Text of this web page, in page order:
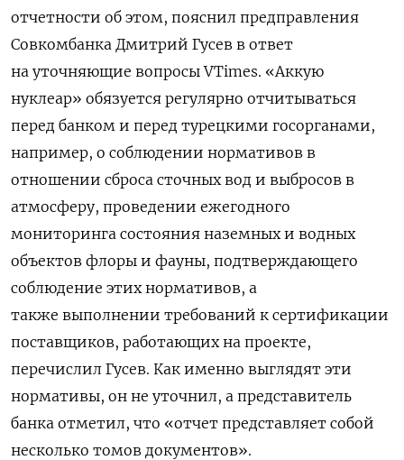
отчетности об этом, пояснил предправления
Совкомбанка Дмитрий Гусев в ответ
на уточняющие вопросыVTimes. «Аккую
нуклеар» обязуется регулярно отчитываться
перед банком и перед турецкими госорганами,
например, о соблюдении нормативов в
отношении сброса сточных вод и выбросов в
атмосферу, проведении ежегодного
мониторинга состояния наземных и водных
объектов флоры и фауны, подтверждающего
соблюдение этих нормативов, а
также выполнении требований к сертификации
поставщиков, работающих на проекте,
перечислил Гусев. Как именно выглядят эти
нормативы, он не уточнил, а представитель
банка отметил, что «отчет представляет собой
несколько томов документов».